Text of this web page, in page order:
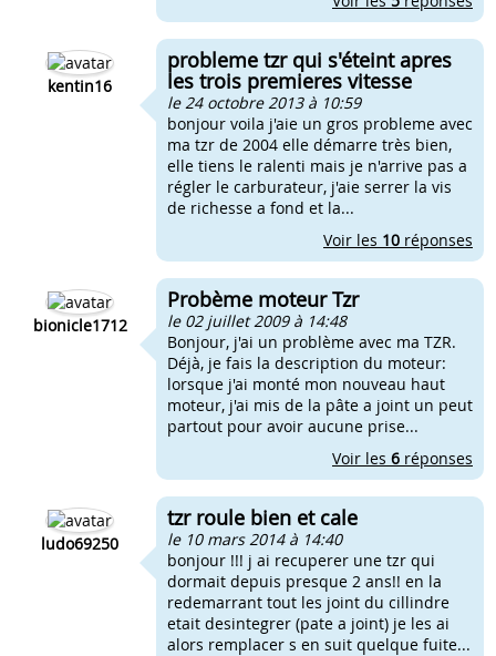
kentin16
probleme tzr qui s'éteint apres
les trois premieres vitesse
le 24 octobre 2013 à 10:59
bonjour voila j'aie un gros probleme avec
ma tzr de 2004 elle démarre très bien,
elle tiens le ralenti mais je n'arrive pas a
régler le carburateur, j'aie serrer la vis
de richesse a fond et la...
Voir les 10 réponses
bionicle1712
Probème moteur Tzr
le 02 juillet 2009 à 14:48
Bonjour, j'ai un problème avec ma TZR.
Déjà, je fais la description du moteur:
lorsque j'ai monté mon nouveau haut
moteur, j'ai mis de la pâte a joint un peut
partout pour avoir aucune prise...
Voir les 6 réponses
ludo69250
tzr roule bien et cale
le 10 mars 2014 à 14:40
bonjour !!! j ai recuperer une tzr qui
dormait depuis presque 2 ans!! en la
redemarrant tout les joint du cillindre
etait desintegrer (pate a joint) je les ai
alors remplacer s en suit quelque fuite...